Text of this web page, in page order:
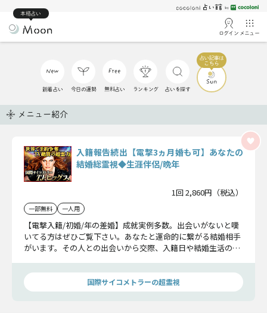
本格占い
ログイン メニュー
新着占い 今日の運勢 無料占い ランキング 占いを探す
メニュー紹介
入籍報告続出【電撃3ヵ月婚も可】あなたの
結婚総霊視◆生涯伴侶/晩年
1回 2,860円（税込）
一部無料 一人用
【電撃入籍/初婚/年の差婚】成就実例多数。出会いがないと嘆
いてる方はぜひご覧下さい。あなたと運命的に繋がる結婚相手
がいます。その人との出会いから交際、入籍日や結婚生活の姿
国際サイコメトラーの超霊視